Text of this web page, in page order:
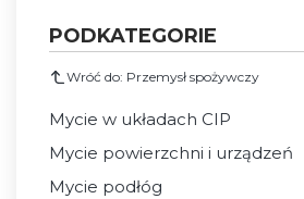
PODKATEGORIE
Wróć do: Przemysł spożywczy
Mycie w układach CIP
Mycie powierzchni i urządzeń
Mycie podłóg